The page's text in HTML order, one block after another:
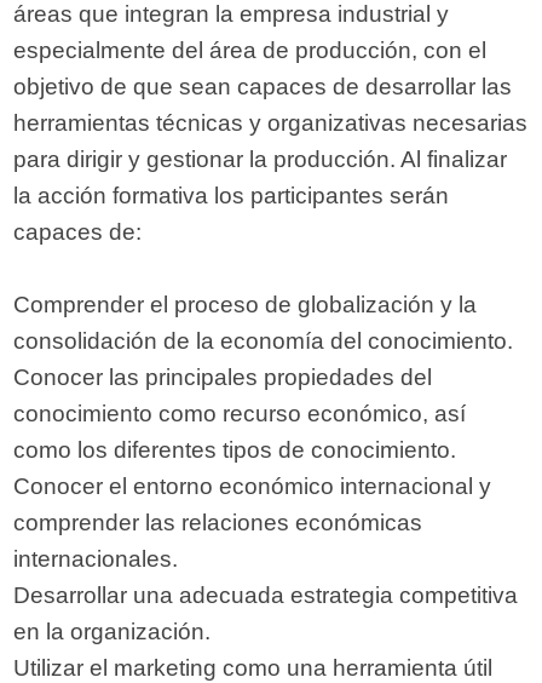
áreas que integran la empresa industrial y
especialmente del área de producción, con el
objetivo de que sean capaces de desarrollar las
herramientas técnicas y organizativas necesarias
para dirigir y gestionar la producción. Al finalizar
la acción formativa los participantes serán
capaces de:
Comprender el proceso de globalización y la
consolidación de la economía del conocimiento.
Conocer las principales propiedades del
conocimiento como recurso económico, así
como los diferentes tipos de conocimiento.
Conocer el entorno económico internacional y
comprender las relaciones económicas
internacionales.
Desarrollar una adecuada estrategia competitiva
en la organización.
Utilizar el marketing como una herramienta útil